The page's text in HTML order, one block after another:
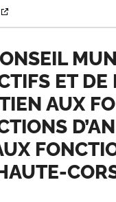
ET
AUX